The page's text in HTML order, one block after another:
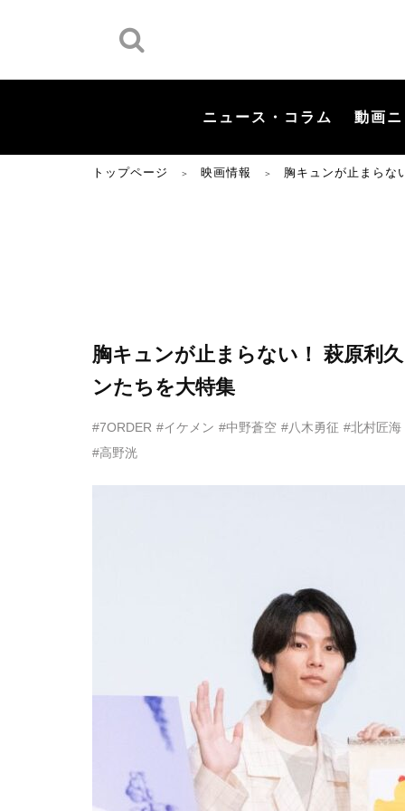
ニュース・コラム 動画
トップページ ＞ 映画情報 ＞ 胸キュンが止まらな
胸キュンが止まらない！ 萩原利
ンたちを大特集
#7ORDER #イケメン #中野蒼空 #八木勇征 #北村匠海
#高野洸